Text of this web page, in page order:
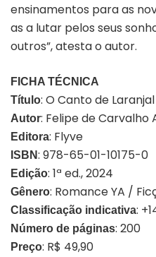
ensinamentos para as
as a lutar pelos seus
outros”, atesta o autor.
FICHA TÉCNICA
Título: O Canto de Laranjal
Autor: Felipe de Carvalho
Editora: Flyve
ISBN: 978-65-01-10175-0
Edição: 1ª ed., 2024
Gênero: Romance YA /
Classificação indicativa:
Número de páginas: 200
Preço: R$ 49,90